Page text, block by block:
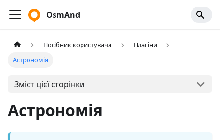
OsmAnd
Посібник користувача
Плагіни
Астрономія
Зміст цієї сторінки
Астрономія